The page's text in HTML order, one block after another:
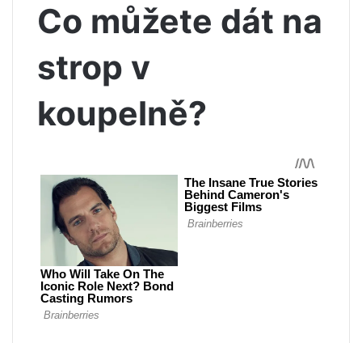
Co můžete dát na
strop v
koupelně?